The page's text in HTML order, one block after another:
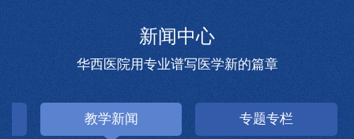
新闻中心
华西医院用专业谱写医学新的篇章
教学新闻 专题专栏